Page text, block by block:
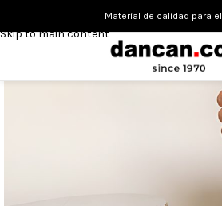
Skip to main content
Material de calidad para el